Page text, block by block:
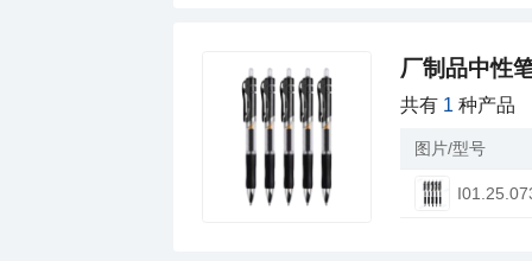
厂制品中性
共有 1 种产品
图片/型号